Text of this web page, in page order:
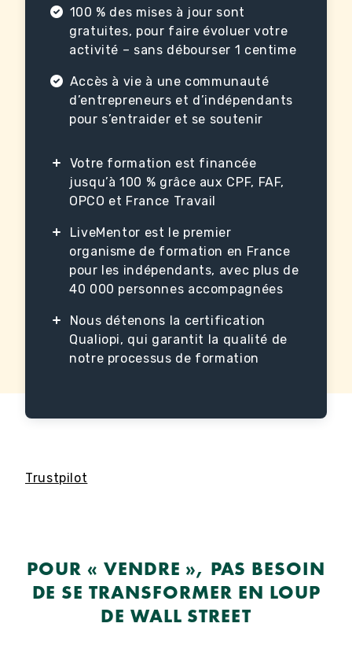
100 % des mises à jour sont
gratuites, pour faire évoluer votre
activité – sans débourser 1 centime
Accès à vie à une communauté
d’entrepreneurs et d’indépendants
pour s’entraider et se soutenir
Votre formation est financée
jusqu’à 100 % grâce aux CPF, FAF,
OPCO et France Travail
LiveMentor est le premier
organisme de formation en France
pour les indépendants, avec plus de
40 000 personnes accompagnées
Nous détenons la certification
Qualiopi, qui garantit la qualité de
notre processus de formation
Trustpilot
POUR « VENDRE », PAS BESOIN
DE SE TRANSFORMER EN LOUP
DE WALL STREET